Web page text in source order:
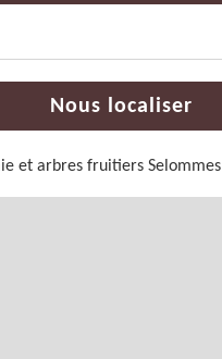
Nous localiser
et arbres fruitiers Selommes